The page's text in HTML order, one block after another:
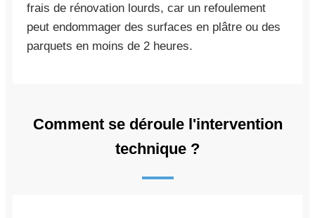
frais de rénovation lourds, car un refoulement
peut endommager des surfaces en plâtre ou des
parquets en moins de 2 heures.
Comment se déroule l'intervention
technique ?